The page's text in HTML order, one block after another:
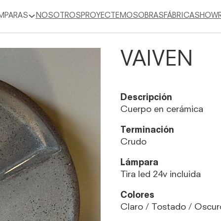
NOSOTROS PROYECTEMOSOBRAS FÁBRICA
VAIVEN
Descripción
Cuerpo en cerámica
Terminación
Crudo
Lámpara
Tira led 24v incluida
Colores
Claro / Tostado /